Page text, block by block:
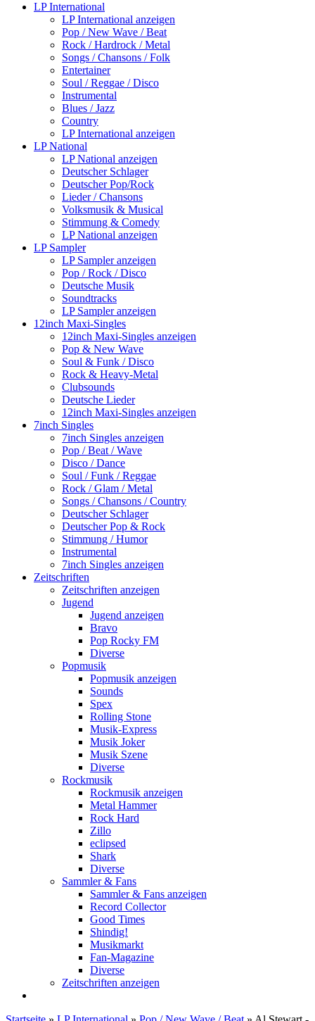
LP International
LP International anzeigen
Pop / New Wave / Beat
Rock / Hardrock / Metal
Songs / Chansons / Folk
Entertainer
Soul / Reggae / Disco
Instrumental
Blues / Jazz
Country
LP International anzeigen
LP National
LP National anzeigen
Deutscher Schlager
Deutscher Pop/Rock
Lieder / Chansons
Volksmusik & Musical
Stimmung & Comedy
LP National anzeigen
LP Sampler
LP Sampler anzeigen
Pop / Rock / Disco
Deutsche Musik
Soundtracks
LP Sampler anzeigen
12inch Maxi-Singles
12inch Maxi-Singles anzeigen
Pop & New Wave
Soul & Funk / Disco
Rock & Heavy-Metal
Clubsounds
Deutsche Lieder
12inch Maxi-Singles anzeigen
7inch Singles
7inch Singles anzeigen
Pop / Beat / Wave
Disco / Dance
Soul / Funk / Reggae
Rock / Glam / Metal
Songs / Chansons / Country
Deutscher Schlager
Deutscher Pop & Rock
Stimmung / Humor
Instrumental
7inch Singles anzeigen
Zeitschriften
Zeitschriften anzeigen
Jugend
Jugend anzeigen
Bravo
Pop Rocky FM
Diverse
Popmusik
Popmusik anzeigen
Sounds
Spex
Rolling Stone
Musik-Express
Musik Joker
Musik Szene
Diverse
Rockmusik
Rockmusik anzeigen
Metal Hammer
Rock Hard
Zillo
eclipsed
Shark
Diverse
Sammler & Fans
Sammler & Fans anzeigen
Record Collector
Good Times
Shindig!
Musikmarkt
Fan-Magazine
Diverse
Zeitschriften anzeigen